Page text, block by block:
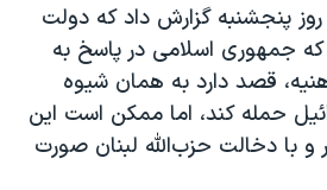
پنجشنبه گزارش داد که دولت
که جمهوری اسلامی در پاسخ به
قصد دارد به همان شیوه
اسرائیل حمله کند، اما ممکن است این
و با دخالت حزب‌الله لبنان صورت